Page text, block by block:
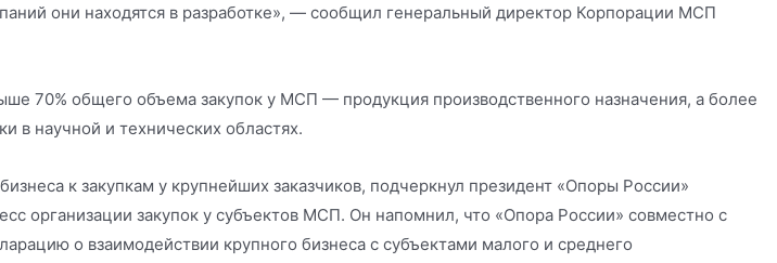
они находятся в разработке», — сообщил генеральный директор Корпорации МСП
70% общего объема закупок у МСП — продукция производственного назначения, а более
в научной и технических областях.
к закупкам у крупнейших заказчиков, подчеркнул президент «Опоры России»
организации закупок у субъектов МСП. Он напомнил, что «Опора России» совместно с
о взаимодействии крупного бизнеса с субъектами малого и среднего